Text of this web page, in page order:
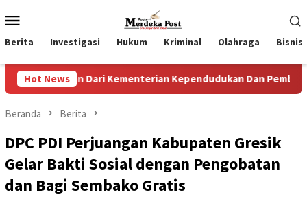
ke
kontenMobile
Berita Investigasi Hukum Kriminal Olahraga Bisnis
Hot News
Dari Kementerian Kependudukan Dan Pembangunan
Beranda Berita
DPC PDI Perjuangan Kabupaten Gresik
Gelar Bakti Sosial dengan Pengobatan
dan Bagi Sembako Gratis